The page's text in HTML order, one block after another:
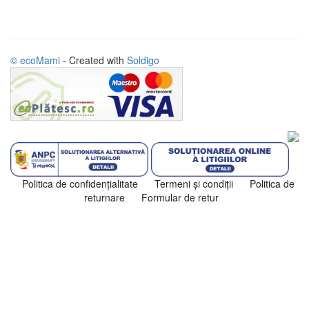
© ecoMami - Created with Soldigo
Politica de confidenţialitate Termeni şi condiţii
Politica de
returnare
Formular de retur